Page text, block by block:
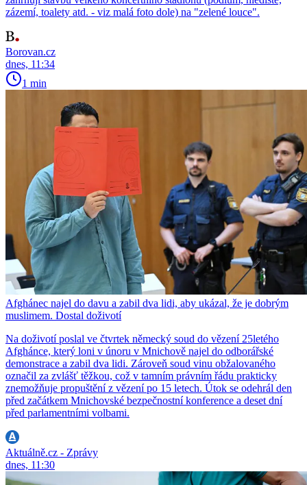
zázemí, toalety atd. - viz malá foto dole) na "zelené louce".
Borovan.cz
dnes, 11:34
1 min
Afghánec najel do davu a zabil dva lidi, aby ukázal, že je dobrým
muslimem. Dostal doživotí
Na doživotí poslal ve čtvrtek německý soud do vězení 25letého
Afghánce, který loni v únoru v Mnichově najel do odborářské
demonstrace a zabil dva lidi. Zároveň soud vinu obžalovaného
označil za zvlášť těžkou, což v tamním právním řádu prakticky
znemožňuje propuštění z vězení po 15 letech. Útok se odehrál den
před začátkem Mnichovské bezpečnostní konference a deset dní
před parlamentními volbami.
Aktuálně.cz - Zprávy
dnes, 11:30